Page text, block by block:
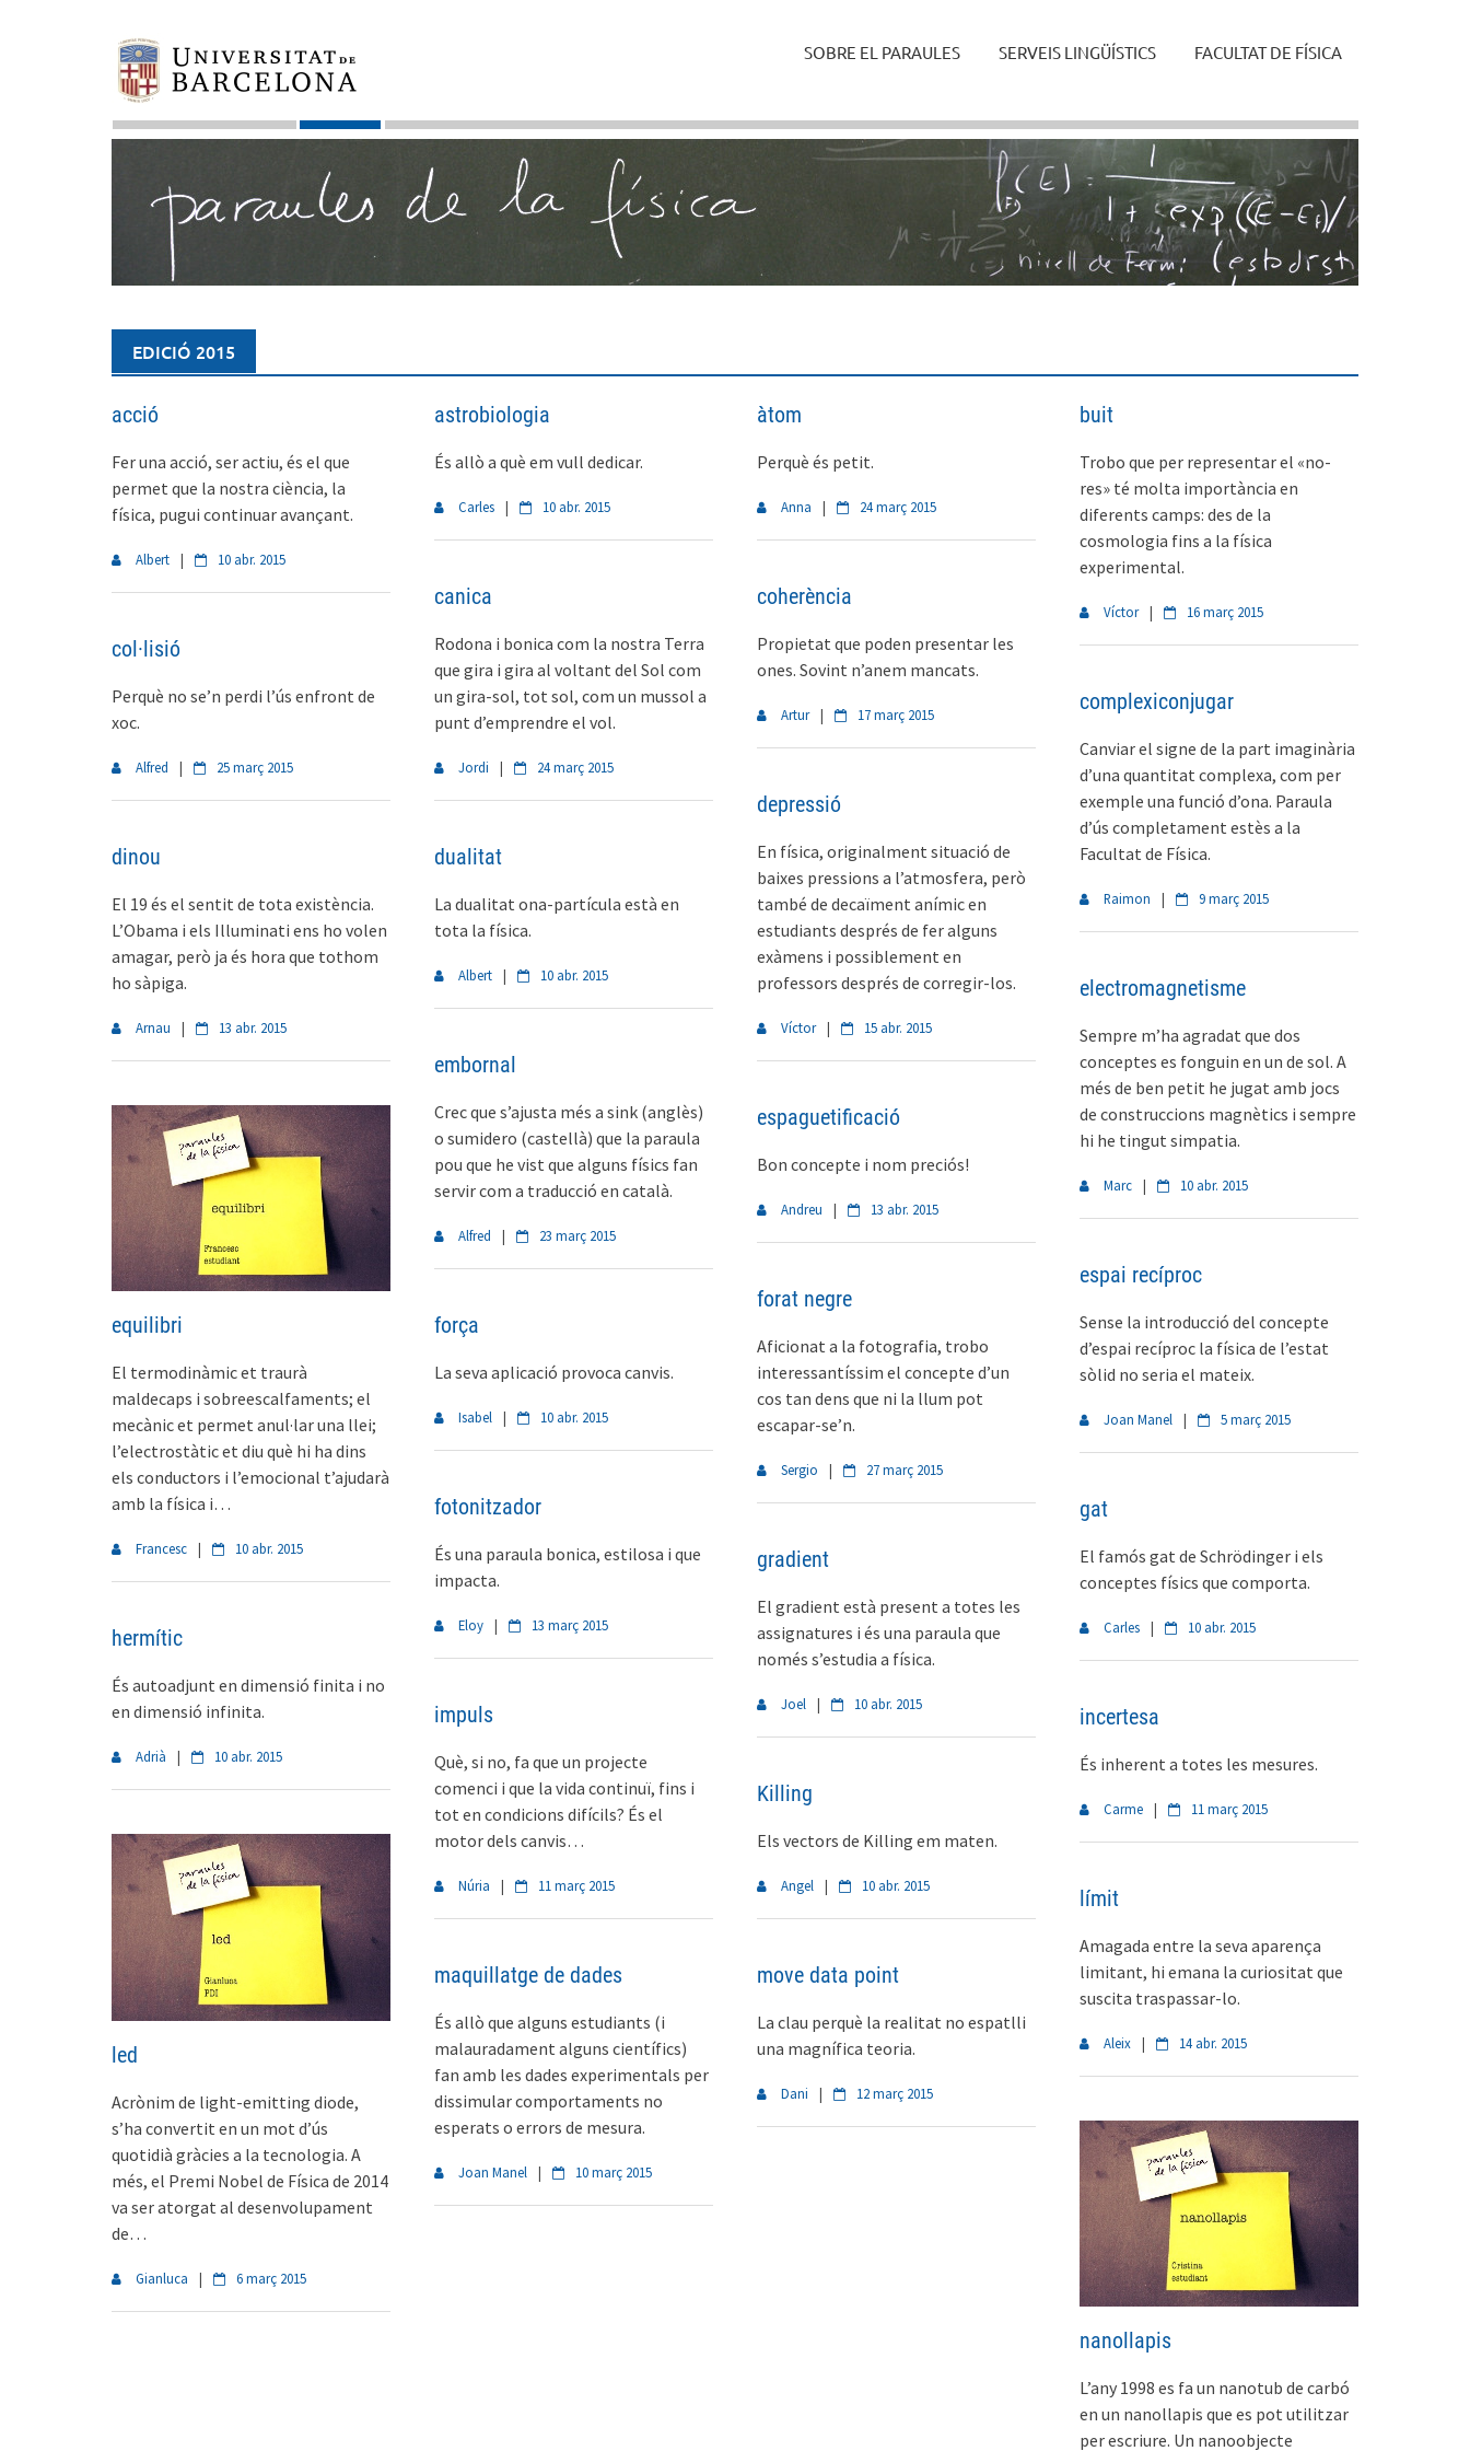
FACULTAT DE FÍSICA
SERVEIS LINGÜÍSTICS
SOBRE EL PARAULES
EDICIÓ 2015
acció
Fer una acció, ser actiu, és el que
permet que la nostra ciència, la
física, pugui continuar avançant.
Albert | 10 abr. 2015
astrobiologia
És allò a què em vull dedicar.
Carles | 10 abr. 2015
àtom
Perquè és petit.
Anna | 24 març 2015
buit
Trobo que per representar el «no-
res» té molta importància en
diferents camps: des de la
cosmologia fins a la física
experimental.
Víctor | 16 març 2015
canica
Rodona i bonica com la nostra Terra
que gira i gira al voltant del Sol com
un gira-sol, tot sol, com un mussol a
punt d’emprendre el vol.
Jordi | 24 març 2015
coherència
Propietat que poden presentar les
ones. Sovint n’anem mancats.
Artur | 17 març 2015
col·lisió
Perquè no se’n perdi l’ús enfront de
xoc.
Alfred | 25 març 2015
complexiconjugar
Canviar el signe de la part imaginària
d’una quantitat complexa, com per
exemple una funció d’ona. Paraula
d’ús completament estès a la
Facultat de Física.
Raimon | 9 març 2015
depressió
En física, originalment situació de
baixes pressions a l’atmosfera, però
també de decaïment anímic en
estudiants després de fer alguns
exàmens i possiblement en
professors després de corregir-los.
Víctor | 15 abr. 2015
dinou
El 19 és el sentit de tota existència.
L’Obama i els Illuminati ens ho volen
amagar, però ja és hora que tothom
ho sàpiga.
Arnau | 13 abr. 2015
dualitat
La dualitat ona-partícula està en
tota la física.
Albert | 10 abr. 2015 electromagnetisme
Sempre m’ha agradat que dos
conceptes es fonguin en un de sol. A
més de ben petit he jugat amb jocs
de construccions magnètics i sempre
hi he tingut simpatia.
Marc | 10 abr. 2015
embornal
Crec que s’ajusta més a sink (anglès)
o sumidero (castellà) que la paraula
pou que he vist que alguns físics fan
servir com a traducció en català.
Alfred | 23 març 2015
equilibri
El termodinàmic et traurà
maldecaps i sobreescalfaments; el
mecànic et permet anul·lar una llei;
l’electrostàtic et diu què hi ha dins
els conductors i l’emocional t’ajudarà
amb la física i…
Francesc | 10 abr. 2015
espaguetificació
Bon concepte i nom preciós!
Andreu | 13 abr. 2015
espai recíproc
Sense la introducció del concepte
d’espai recíproc la física de l’estat
sòlid no seria el mateix.
Joan Manel | 5 març 2015
forat negre
Aficionat a la fotografia, trobo
interessantíssim el concepte d’un
cos tan dens que ni la llum pot
escapar-se’n.
Sergio | 27 març 2015
força
La seva aplicació provoca canvis.
Isabel | 10 abr. 2015
fotonitzador
És una paraula bonica, estilosa i que
impacta.
Eloy | 13 març 2015
gat
El famós gat de Schrödinger i els
conceptes físics que comporta.
Carles | 10 abr. 2015
gradient
El gradient està present a totes les
assignatures i és una paraula que
només s’estudia a física.
Joel | 10 abr. 2015
hermític
És autoadjunt en dimensió finita i no
en dimensió infinita.
Adrià | 10 abr. 2015
impuls
Què, si no, fa que un projecte
comenci i que la vida continuï, fins i
tot en condicions difícils? És el
motor dels canvis…
Núria | 11 març 2015
incertesa
És inherent a totes les mesures.
Carme | 11 març 2015
Killing
Els vectors de Killing em maten.
Angel | 10 abr. 2015
led
Acrònim de light-emitting diode,
s’ha convertit en un mot d’ús
quotidià gràcies a la tecnologia. A
més, el Premi Nobel de Física de 2014
va ser atorgat al desenvolupament
de…
Gianluca | 6 març 2015
límit
Amagada entre la seva aparença
limitant, hi emana la curiositat que
suscita traspassar-lo.
Aleix | 14 abr. 2015
maquillatge de dades
És allò que alguns estudiants (i
malauradament alguns científics)
fan amb les dades experimentals per
dissimular comportaments no
esperats o errors de mesura.
Joan Manel | 10 març 2015
move data point
La clau perquè la realitat no espatlli
una magnífica teoria.
Dani | 12 març 2015
nanollapis
L’any 1998 es fa un nanotub de carbó
en un nanollapis que es pot utilitzar
per escriure. Un nanoobjecte